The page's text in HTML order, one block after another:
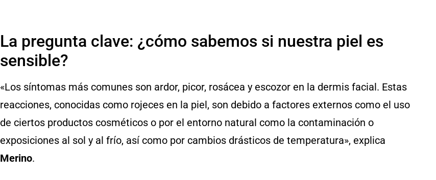
La pregunta clave: ¿cómo sabemos si nuestra piel es
sensible?
«Los síntomas más comunes son ardor, picor, rosácea y escozor en la dermis facial. Estas
reacciones, conocidas como rojeces en la piel, son debido a factores externos como el uso
de ciertos productos cosméticos o por el entorno natural como la contaminación o
exposiciones al sol y al frío, así como por cambios drásticos de temperatura», explica
Merino.